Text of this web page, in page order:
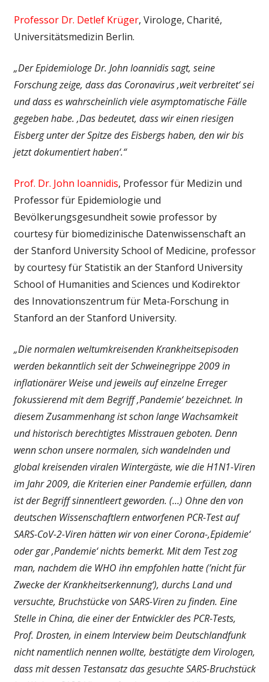
Professor Dr. Detlef Krüger, Virologe, Charité,
Universitätsmedizin Berlin.
„Der Epidemiologe Dr. John Ioannidis sagt, seine
Forschung zeige, dass das Coronavirus ‚weit verbreitet‘ sei
und dass es wahrscheinlich viele asymptomatische Fälle
gegeben habe. ‚Das bedeutet, dass wir einen riesigen
Eisberg unter der Spitze des Eisbergs haben, den wir bis
jetzt dokumentiert haben‘.“
Prof. Dr. John Ioannidis, Professor für Medizin und
Professor für Epidemiologie und
Bevölkerungsgesundheit sowie professor by
courtesy für biomedizinische Datenwissenschaft an
der Stanford University School of Medicine, professor
by courtesy für Statistik an der Stanford University
School of Humanities and Sciences und Kodirektor
des Innovationszentrum für Meta-Forschung in
Stanford an der Stanford University.
„Die normalen weltumkreisenden Krankheitsepisoden
werden bekanntlich seit der Schweinegrippe 2009 in
inflationärer Weise und jeweils auf einzelne Erreger
fokussierend mit dem Begriff ‚Pandemie‘ bezeichnet. In
diesem Zusammenhang ist schon lange Wachsamkeit
und historisch berechtigtes Misstrauen geboten. Denn
wenn schon unsere normalen, sich wandelnden und
global kreisenden viralen Wintergäste, wie die H1N1-Viren
im Jahr 2009, die Kriterien einer Pandemie erfüllen, dann
ist der Begriff sinnentleert geworden. (…) Ohne den von
deutschen Wissenschaftlern entworfenen PCR-Test auf
SARS-CoV-2-Viren hätten wir von einer Corona-‚Epidemie‘
oder gar ‚Pandemie‘ nichts bemerkt. Mit dem Test zog
man, nachdem die WHO ihn empfohlen hatte (’nicht für
Zwecke der Krankheitserkennung‘), durchs Land und
versuchte, Bruchstücke von SARS-Viren zu finden. Eine
Stelle in China, die einer der Entwickler des PCR-Tests,
Prof. Drosten, in einem Interview beim Deutschlandfunk
nicht namentlich nennen wollte, bestätigte dem Virologen,
dass mit dessen Testansatz das gesuchte SARS-Bruchstück